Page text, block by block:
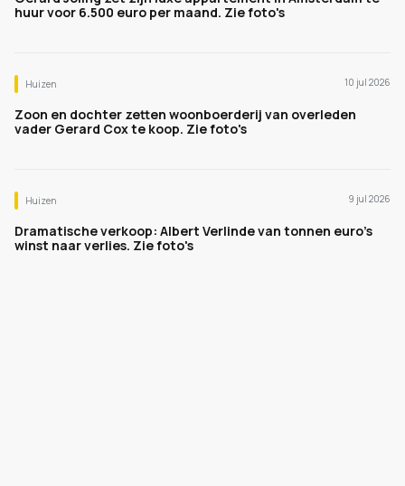
huur voor 6.500 euro per maand. Zie foto's
Huizen 10 jul 2026
Zoon en dochter zetten woonboerderij van overleden
vader Gerard Cox te koop. Zie foto's
Huizen 9 jul 2026
Dramatische verkoop: Albert Verlinde van tonnen euro's
winst naar verlies. Zie foto's